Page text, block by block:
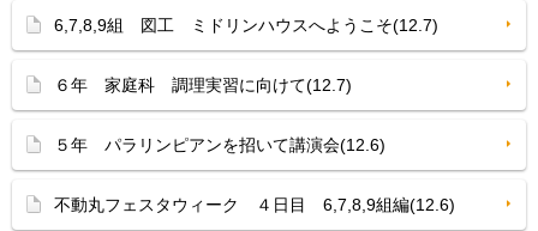
6,7,8,9組 図工 ミドリンハウスへようこそ(12.7)
６年 家庭科 調理実習に向けて(12.7)
５年 パラリンピアンを招いて講演会(12.6)
不動丸フェスタウィーク ４日目 6,7,8,9組編(12.6)